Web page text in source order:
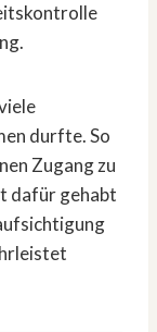
durfte. So
Zugang zu
dafür gehabt